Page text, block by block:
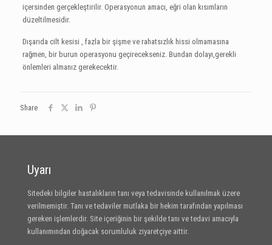
içersinden gerçekleştirilir. Operasyonun amacı, eğri olan kısımların
düzeltilmesidir.
Dışarıda cilt kesisi , fazla bir şişme ve rahatsızlık hissi olmamasına
rağmen, bir burun operasyonu geçirecekseniz. Bundan dolayı,gerekli
önlemleri almanız gerekecektir.
Share
Uyarı
Sitedeki bilgiler hastalıkların tanı veya tedavisinde kullanılmak üzere
verilmemiştir. Tanı ve tedaviler mutlaka bir hekim tarafından yapılması
gereken işlemlerdir. Site içeriğinin bir şekilde tanı ve tedavi amacıyla
kullanımından doğacak sorumluluk ziyaretçiye aittir.